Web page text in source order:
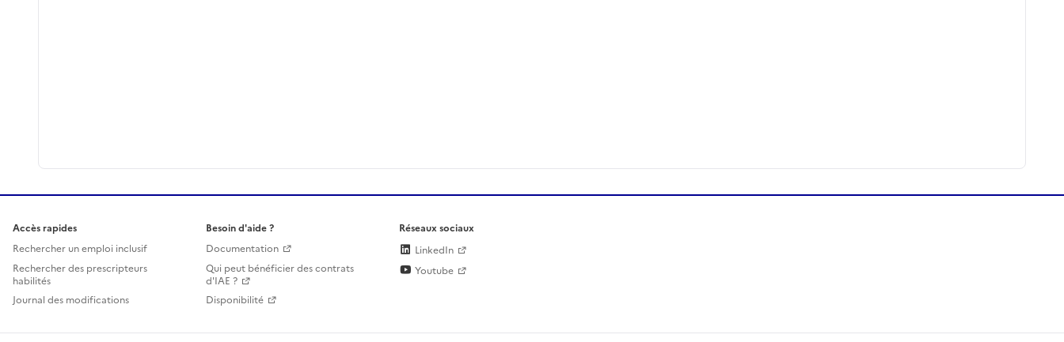
Accès rapides
Rechercher un emploi inclusif
Rechercher des prescripteurs
habilités
Journal des modifications
Besoin d'aide ?
Documentation
Qui peut bénéficier des contrats
d'IAE ?
Disponibilité
Réseaux sociaux
LinkedIn
Youtube